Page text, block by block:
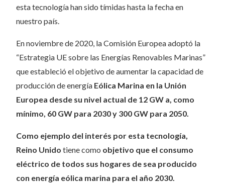
esta tecnología han sido tímidas hasta la fecha en
nuestro país.
En noviembre de 2020, la Comisión Europea adoptó la
“Estrategia UE sobre las Energías Renovables Marinas”
que estableció el objetivo de aumentar la capacidad de
producción de energía Eólica Marina en la Unión
Europea desde su nivel actual de 12 GW a, como
mínimo, 60 GW para 2030 y 300 GW para 2050.
Como ejemplo del interés por esta tecnología,
Reino Unido tiene como objetivo que el consumo
eléctrico de todos sus hogares de sea producido
con energía eólica marina para el año 2030.